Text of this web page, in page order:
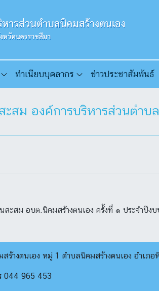
ทำเนียบบุคลากร ข่าวประชาสัมพันธ์
สะสม องค์การบริหารส่วนต
นสะสม อบต.นิคมสร้างตนเอง ครั้งที่ ๑ ประจำ
ร้างตนเอง หมู่ 1 ตำบลนิคมสร้างตนเอง อำเภ
044 965 453